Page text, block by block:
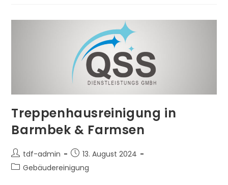
Treppenhausreinigung in
Barmbek & Farmsen
tdf-admin
13. August 2024
Gebäudereinigung